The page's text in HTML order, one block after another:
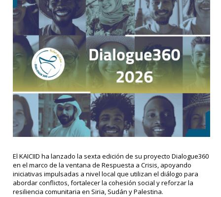
El KAICIID ha lanzado la sexta edición de su proyecto Dialogue360
en el marco de la ventana de Respuesta a Crisis, apoyando
iniciativas impulsadas a nivel local que utilizan el diálogo para
abordar conflictos, fortalecer la cohesión social y reforzar la
resiliencia comunitaria en Siria, Sudán y Palestina.